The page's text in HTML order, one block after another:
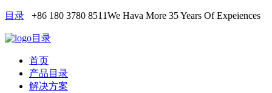
目录 +86 180 3780 8511We Hava More 35 Years Of Expeiences
目录
首页
产品目录
解决方案